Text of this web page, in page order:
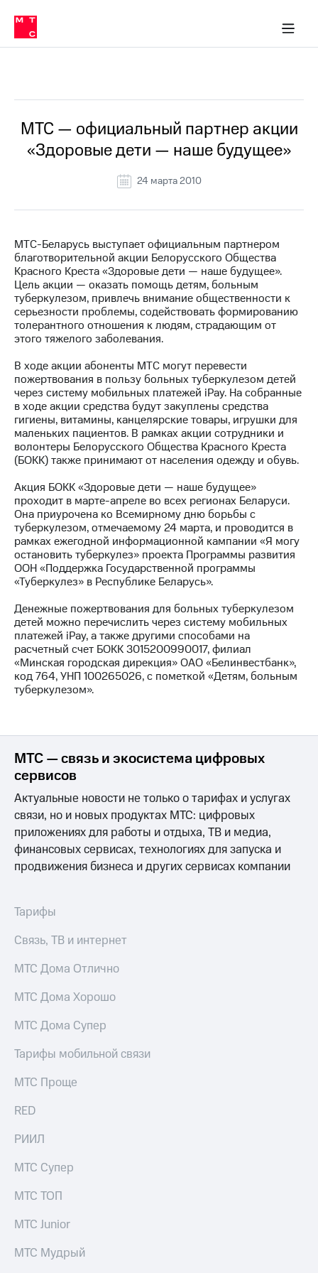
Медиа-центр
и акционерам
Устойчивое развитие
Комплаенс и деловая этика
компании
Карьера
История
компании
Руководство
Контакты
Медиа-центр
Пресс-
релизы
МТС
Достижения
Интервью
Финансовая
отчетность
Новости
в
регионе
и акционерам
Корпоративное
управление
Корпоративный
секретарь
Раскрытие
информации
Информация
акционерам
Документы
Собрания
Личный
кабинет
Акционерный
капитал
Контроль
аудит
Рынок
приобретения
Порядок
выкупа
акций
Дивиденды
Рынок
облигаций
Еврооблигации-2023
о
Регистратор
Реквизиты
Контакты
этика
в МТС
Пресс-
релизы
о технологиях
МТС — официальный партнер акции
«Здоровые дети — наше будущее»
24 марта 2010
МТС-Беларусь выступает официальным партнером
благотворительной акции Белорусского Общества
Красного Креста «Здоровые дети — наше будущее».
Цель акции — оказать помощь детям, больным
туберкулезом, привлечь внимание общественности к
серьезности проблемы, содействовать формированию
толерантного отношения к людям, страдающим от
этого тяжелого заболевания.
В ходе акции абоненты МТС могут перевести
пожертвования в пользу больных туберкулезом детей
через систему мобильных платежей iPay. На собранные
в ходе акции средства будут закуплены средства
гигиены, витамины, канцелярские товары, игрушки для
маленьких пациентов. В рамках акции сотрудники и
волонтеры Белорусского Общества Красного Креста
(БОКК) также принимают от населения одежду и обувь.
Акция БОКК «Здоровые дети — наше будущее»
проходит в марте-апреле во всех регионах Беларуси.
Она приурочена ко Всемирному дню борьбы с
туберкулезом, отмечаемому 24 марта, и проводится в
рамках ежегодной информационной кампании «Я могу
остановить туберкулез» проекта Программы развития
ООН «Поддержка Государственной программы
«Туберкулез» в Республике Беларусь».
Денежные пожертвования для больных туберкулезом
детей можно перечислить через систему мобильных
платежей iPay, а также другими способами на
расчетный счет БОКК 3015200990017, филиал
«Минская городская дирекция» ОАО «Белинвестбанк»,
код 764, УНП 100265026, с пометкой «Детям, больным
туберкулезом».
МТС — связь и экосистема цифровых
сервисов
Актуальные новости не только о тарифах и услугах
связи, но и новых продуктах МТС: цифровых
приложениях для работы и отдыха, ТВ и медиа,
финансовых сервисах, технологиях для запуска и
продвижения бизнеса и других сервисах компании
Тарифы
Связь, ТВ и интернет
МТС Дома Отлично
МТС Дома Хорошо
МТС Дома Супер
Тарифы мобильной связи
МТС Проще
RED
РИИЛ
МТС Супер
МТС ТОП
МТС Junior
МТС Мудрый